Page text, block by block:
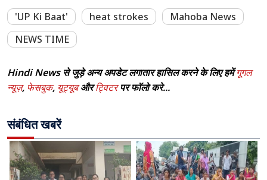
'UP Ki Baat'
heat strokes
Mahoba News
NEWS TIME
Hindi News से जुड़े अन्य अपडेट लगातार हासिल करने के लिए हमेंगूगल
न्यूज़, फेसबुक, यूट्यूबऔरट्विटरपर फॉलो करे...
संबंधित खबरें